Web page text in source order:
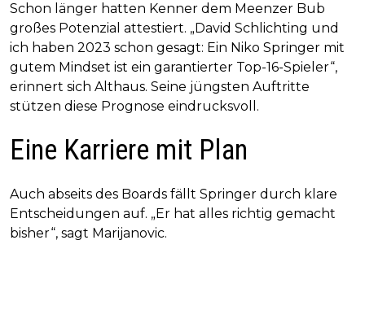
Schon länger hatten Kenner dem Meenzer Bub
großes Potenzial attestiert. „David Schlichting und
ich haben 2023 schon gesagt: Ein Niko Springer mit
gutem Mindset ist ein garantierter Top-16-Spieler“,
erinnert sich Althaus. Seine jüngsten Auftritte
stützen diese Prognose eindrucksvoll.
Eine Karriere mit Plan
Auch abseits des Boards fällt Springer durch klare
Entscheidungen auf. „Er hat alles richtig gemacht
bisher“, sagt Marijanovic.